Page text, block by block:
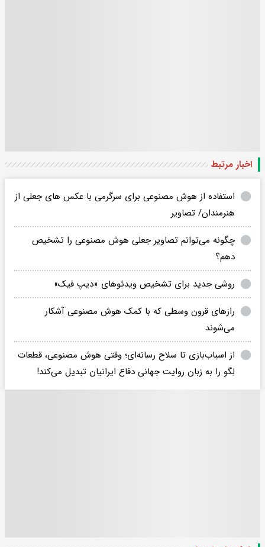
اخبار مرتبط
استفاده از هوش مصنوعی برای سرگرمی با عکس های جعلی از
هنرمندان/ تصاویر
چگونه می‌توانم تصاویر جعلی هوش مصنوعی را تشخیص
دهم؟
روشی جدید برای تشخیص ویدئو‌های «دیپ فیک»
رازهای قرون وسطی که با کمک هوش مصنوعی آشکار
می‌شوند
از اسباب‌بازی تا سلاح رسانه‌ای؛ وقتی هوش مصنوعی، قطعات
لِگو را به زبان روایت جهانی دفاع ایرانیان تبدیل می‌کند!